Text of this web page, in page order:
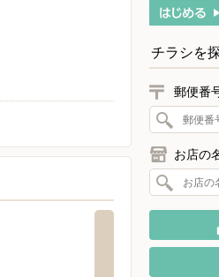
チラシを
郵便番
お店の